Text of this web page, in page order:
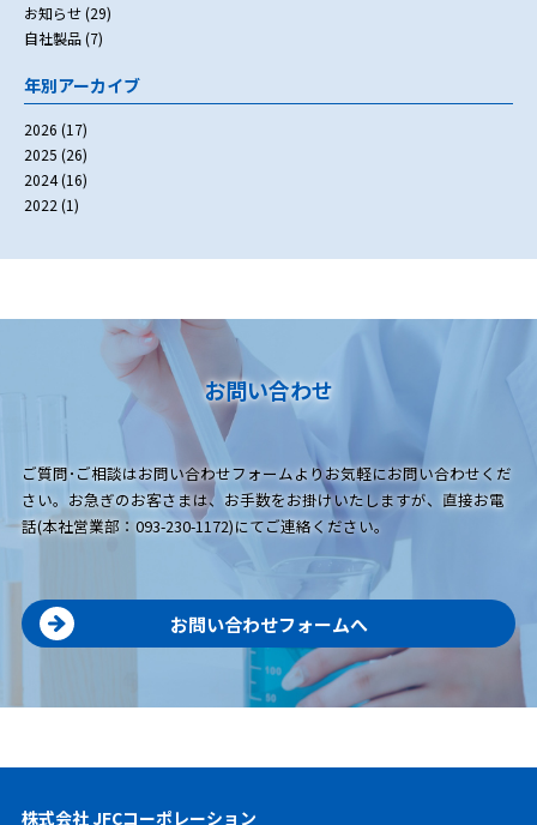
お知らせ(29)
自社製品(7)
年別アーカイブ
2026 (17)
2025 (26)
2024(16)
2022(1)
お問い合わせ
ご質問･ご相談はお問い合わせフォームよりお気軽にお問い合わせくだ
さい。お急ぎのお客さまは、お手数をお掛けいたしますが、直接お電
話(本社営業部：093-230-1172)にてご連絡ください。
お問い合わせフォームへ
株式会社 JFCコーポレーション